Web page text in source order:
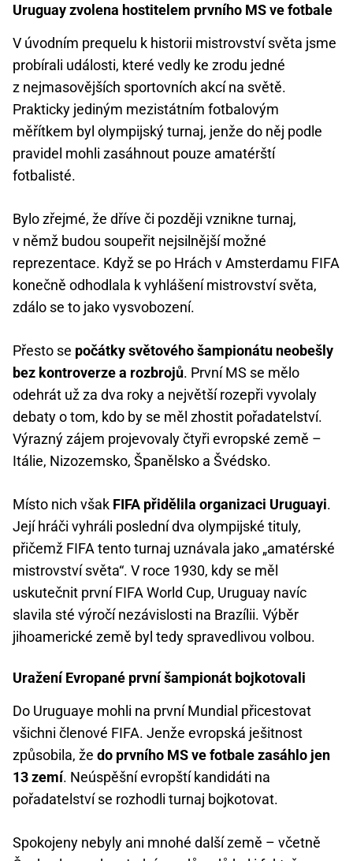
Uruguay zvolena hostitelem prvního MS ve fotbale
V úvodním prequelu k historii mistrovství světa jsme
probírali události, které vedly ke zrodu jedné
z nejmasovějších sportovních akcí na světě.
Prakticky jediným mezistátním fotbalovým
měřítkem byl olympijský turnaj, jenže do něj podle
pravidel mohli zasáhnout pouze amatérští
fotbalisté.
Bylo zřejmé, že dříve či později vznikne turnaj,
v němž budou soupeřit nejsilnější možné
reprezentace. Když se po Hrách v Amsterdamu FIFA
konečně odhodlala k vyhlášení mistrovství světa,
zdálo se to jako vysvobození.
Přesto se počátky světového šampionátu neobešly
bez kontroverze a rozbrojů. První MS se mělo
odehrát už za dva roky a největší rozepři vyvolaly
debaty o tom, kdo by se měl zhostit pořadatelství.
Výrazný zájem projevovaly čtyři evropské země –
Itálie, Nizozemsko, Španělsko a Švédsko.
Místo nich však FIFA přidělila organizaci Uruguayi.
Její hráči vyhráli poslední dva olympijské tituly,
přičemž FIFA tento turnaj uznávala jako „amatérské
mistrovství světa“. V roce 1930, kdy se měl
uskutečnit první FIFA World Cup, Uruguay navíc
slavila sté výročí nezávislosti na Brazílii. Výběr
jihoamerické země byl tedy spravedlivou volbou.
Uražení Evropané první šampionát bojkotovali
Do Uruguaye mohli na první Mundial přicestovat
všichni členové FIFA. Jenže evropská ješitnost
způsobila, že do prvního MS ve fotbale zasáhlo jen
13 zemí. Neúspěšní evropští kandidáti na
pořadatelství se rozhodli turnaj bojkotovat.
Spokojeny nebyly ani mnohé další země – včetně